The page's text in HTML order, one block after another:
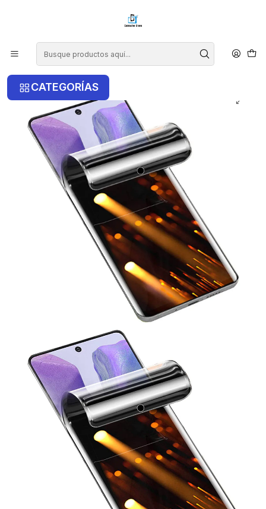
CATEGORÍAS
Inicio Samsung
Samsung A27
Lamina Hidrogel Matte Anti Espia Samsung A27